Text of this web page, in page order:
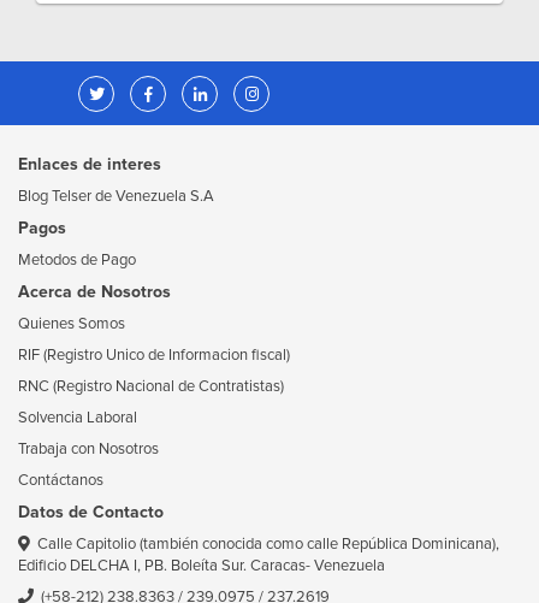
Enlaces de interes
Blog Telser de Venezuela S.A
Pagos
Metodos de Pago
Acerca de Nosotros
Quienes Somos
RIF (Registro Unico de Informacion fiscal)
RNC (Registro Nacional de Contratistas)
Solvencia Laboral
Trabaja con Nosotros
Contáctanos
Datos de Contacto
Calle Capitolio (también conocida como calle República Dominicana),
Edificio DELCHA I, PB. Boleíta Sur. Caracas- Venezuela
(+58-212) 238.8363/239.0975 /237.2619